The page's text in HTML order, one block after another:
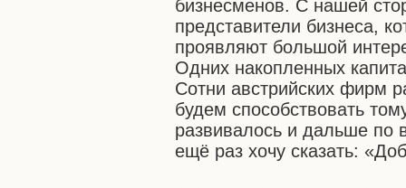
бизнесменов. С нашей
представители бизнеса,
проявляют большой
Одних накопленных
Сотни австрийских фирм
будем способствовать
развивалось и дальше
ещё раз хочу сказать: